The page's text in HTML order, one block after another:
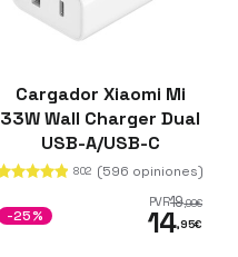
Cargador Xiaomi Mi
33W Wall Charger Dual
USB-A/USB-C
802 (596 opiniones)
PVR19,99€
14,95€
-25%